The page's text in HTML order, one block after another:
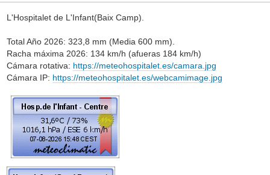
L'Hospitalet de L'Infant(Baix Camp).
Total Año 2026: 323,8 mm (Media 600 mm).
Racha máxima 2026: 134 km/h (afueras 184 km/h)
Cámara rotativa: https://meteohospitalet.es/camara.jpg
Cámara IP: https://meteohospitalet.es/webcamimage.jpg